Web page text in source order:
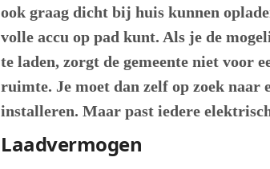
ook graag dicht bij huis kunnen
volle accu op pad kunt. Als je de
te laden, zorgt de gemeente niet voor
ruimte. Je moet dan zelf op zoek naar
installeren. Maar past iedere
Laadvermogen